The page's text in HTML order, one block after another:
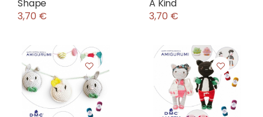
Shape
3,70 €
A Kind
3,70 €